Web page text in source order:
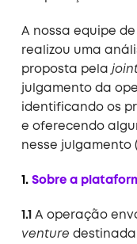
A nossa equipe de
realizou uma
proposta pela
julgamento da
identificando os
e oferecendo
nesse julgamento
1.Sobre a
1.1 A operação
venture destinada